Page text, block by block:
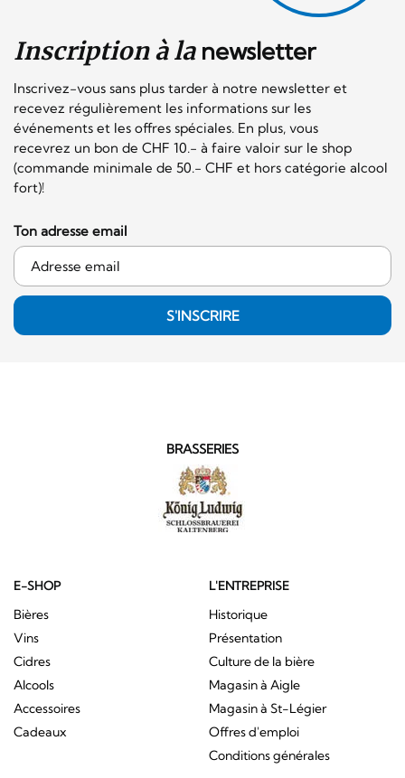
Inscription à lanewsletter
Inscrivez-vous sans plus tarder à notre newsletter et
recevez régulièrement les informations sur les
événements et les offres spéciales. En plus, vous
recevrez un bon de CHF 10.- à faire valoir sur le shop
(commande minimale de 50.- CHF et hors catégorie alcool
fort)!
Ton adresse email
S'INSCRIRE
BRASSERIES
E-SHOP
Bières
Vins
Cidres
Alcools
Accessoires
Cadeaux
L'ENTREPRISE
Historique
Présentation
Culture de la bière
Magasin à Aigle
Magasin à St-Légier
Offres d'emploi
Conditions générales